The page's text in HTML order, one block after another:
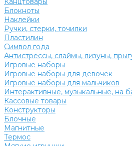
Блокноты
Наклейки
Ручки, стерки, точилки
Пластилин
Символ года
Антистрессы, слаймы, лизуны,
Игровые наборы
Игровые наборы для девочек
Игровые наборы для мальчиков
Интерактивные, музыкальные, на
Кассовые товары
Конструкторы
Блочные
Магнитные
Термос